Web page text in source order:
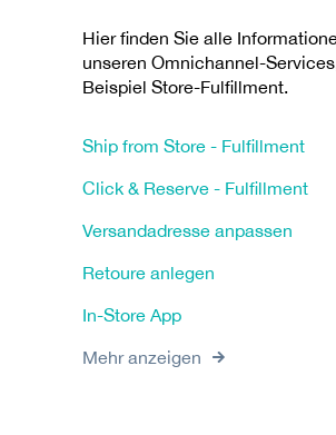
Hier finden Sie alle
unseren Omnichannel-
Beispiel Store-Fulfillment.
Ship from Store - Fulfillment
Click & Reserve - Fulfillment
Versandadresse anpassen
Retoure anlegen
In-Store App
Mehr anzeigen